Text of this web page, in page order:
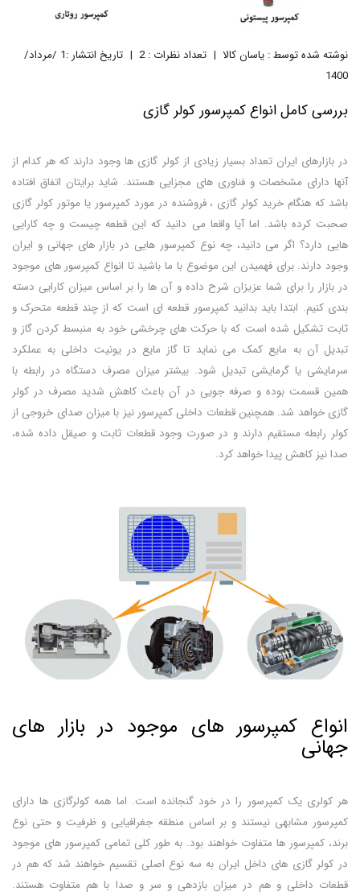
نوشته شده توسط : یاسان کالا تعداد نظرات : 2
تاریخ انتشار :1 /مرداد/
1400
بررسی کامل انواع کمپرسور کولر گازی
در بازارهای ایران تعداد بسیار زیادی از کولر گازی ها وجود دارند که هر کدام از
آنها دارای مشخصات و فناوری های مجزایی هستند. شاید برایتان اتفاق افتاده
باشد که هنگام خرید کولر گازی ، فروشنده در مورد کمپرسور یا موتور کولر گازی
صحبت کرده باشد. اما آیا واقعا می دانید که این قطعه چیست و چه کارایی
هایی دارد؟ اگر می دانید، چه نوع کمپرسور هایی در بازار های جهانی و ایران
وجود دارند. برای فهمیدن این موضوع با ما باشید تا انواع کمپرسور های موجود
در بازار را برای شما عزیزان شرح داده و آن ها را بر اساس میزان کارایی دسته
بندی کنیم. ابتدا باید بدانید کمپرسور قطعه ای است که از چند قطعه متحرک و
ثابت تشکیل شده است که با حرکت های چرخشی خود به منبسط کردن گاز و
تبدیل آن به مایع کمک می نماید تا گاز مایع در یونیت داخلی به عملکرد
سرمایشی یا گرمایشی تبدیل شود. بیشتر میزان مصرف دستگاه در رابطه با
همین قسمت بوده و صرفه جویی در آن باعث کاهش شدید مصرف در کولر
گازی خواهد شد. همچنین قطعات داخلی کمپرسور نیز با میزان صدای خروجی از
کولر رابطه مستقیم دارند و در صورت وجود قطعات ثابت و صیقل داده شده،
صدا نیز کاهش پیدا خواهد کرد.
انواع کمپرسور های موجود در بازار های
جهانی
هر کولری یک کمپرسور را در خود گنجانده است. اما همه کولرگازی ها دارای
کمپرسور مشابهی نیستند و بر اساس منطقه جغرافیایی و ظرفیت و حتی نوع
برند، کمپرسور ها متفاوت خواهند بود. به طور کلی تمامی کمپرسور های موجود
در کولر گازی های داخل ایران به سه نوع اصلی تقسیم خواهند شد که هم در
قطعات داخلی و هم در میزان بازدهی و سر و صدا با هم متفاوت هستند.